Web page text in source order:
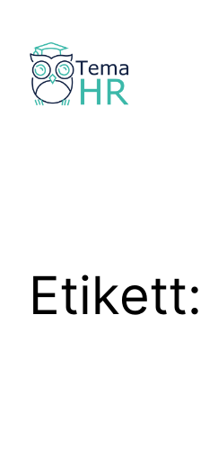
innehåll
Etikett: